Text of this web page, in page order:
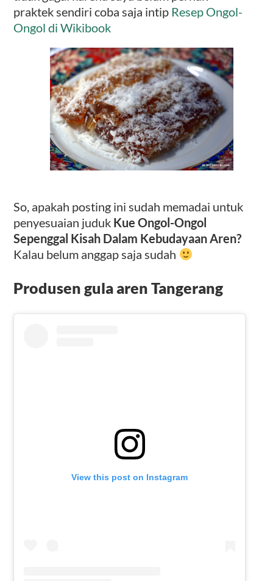
praktek sendiri coba saja intip Resep Ongol-
Ongol di Wikibook
So, apakah posting ini sudah memadai untuk
penyesuaian juduk Kue Ongol-Ongol
Sepenggal Kisah Dalam Kebudayaan Aren?
Kalau belum anggap saja sudah
Produsen gula aren Tangerang
View this post on Instagram